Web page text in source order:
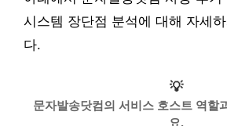
시스템 장단점 분석에 대해 자세
다.
💡
문자발송닷컴의 서비스 호스트 역할
요.